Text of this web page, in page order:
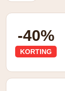
-40%
KORTING